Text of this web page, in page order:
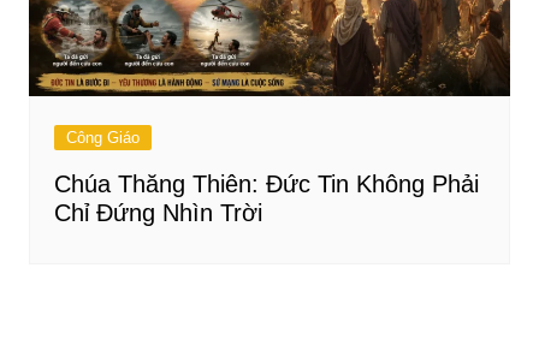
Công Giáo
Chúa Thăng Thiên: Đức Tin Không Phải
Chỉ Đứng Nhìn Trời